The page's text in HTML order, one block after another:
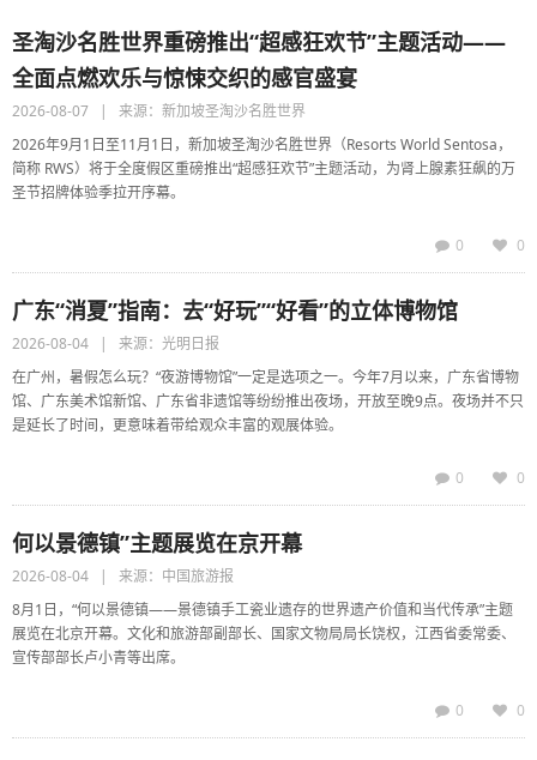
圣淘沙名胜世界重磅推出“超感狂欢节”主题活动——
全面点燃欢乐与惊悚交织的感官盛宴
2026-08-07 | 来源：新加坡圣淘沙名胜世界
2026年9月1日至11月1日，新加坡圣淘沙名胜世界（Resorts World Sentosa，
简称 RWS）将于全度假区重磅推出“超感狂欢节”主题活动，为肾上腺素狂飙的万
圣节招牌体验季拉开序幕。
0 0
广东“消夏”指南：去“好玩”“好看”的立体博物馆
2026-08-04 | 来源：光明日报
在广州，暑假怎么玩？“夜游博物馆”一定是选项之一。今年7月以来，广东省博物
馆、广东美术馆新馆、广东省非遗馆等纷纷推出夜场，开放至晚9点。夜场并不只
是延长了时间，更意味着带给观众丰富的观展体验。
0 0
何以景德镇”主题展览在京开幕
2026-08-04 | 来源：中国旅游报
8月1日，“何以景德镇——景德镇手工瓷业遗存的世界遗产价值和当代传承”主题
展览在北京开幕。文化和旅游部副部长、国家文物局局长饶权，江西省委常委、
宣传部部长卢小青等出席。
0 0